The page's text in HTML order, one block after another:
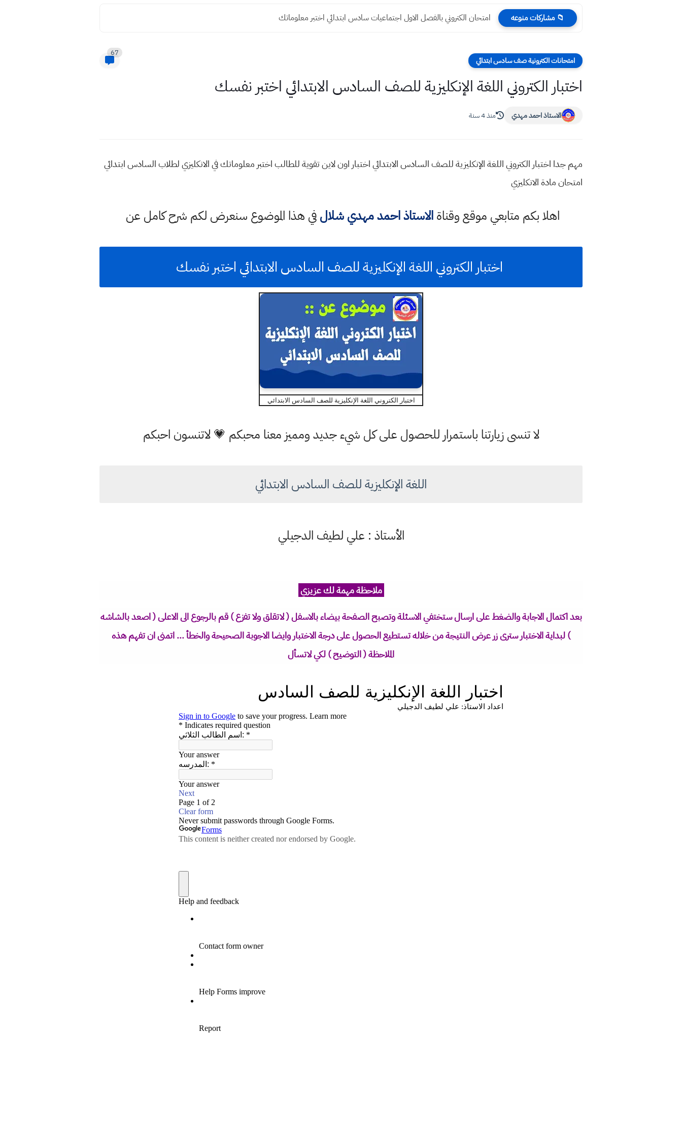
📁 مشاركات منوعه امتحان الكتروني بالفصل الاول اجتماعيات سادس ابتدائي اختبر معلوماتك
امتحانات الكترونية صف سادس ابتدائي
67
اختبار الكتروني اللغة الإنكليزية للصف السادس الابتدائي اختبر نفسك
الاستاذ احمد مهدي منذ 4 سنة
مهم جدا اختبار الكتروني اللغة الإنكليزية للصف السادس الابتدائي اختبار اون لاين تقوية للطالب اختبر معلوماتك في الانكليزي لطلاب السادس ابتدائي
امتحان مادة الانكليزي
اهلا بكم متابعي موقع وقناةالاستاذ احمد مهدي شلالفي هذا الموضوع سنعرض لكم شرح كامل عن
اختبار الكتروني اللغة الإنكليزية للصف السادس الابتدائي اختبر نفسك
اختبار الكتروني اللغة الإنكليزية للصف السادس الابتدائي
لا تنسى زيارتنا باستمرار للحصول على كل شيء جديد ومميز معنا محبكم 💗 لاتنسون احبكم
اللغة الإنكليزية للصف السادس الابتدائي
الأستاذ : علي لطيف الدجيلي
ملاحظة مهمة لك عزيزي
بعد اكتمال الاجابة والضغط على ارسال ستختفي الاسئلة وتصبح الصفحة بيضاء بالاسفل ( لاتقلق ولا تفزع ) قم بالرجوع الى الاعلى ( اصعد بالشاشه
) لبداية الاختبار سترى زر عرض النتيجة من خلاله تستطيع الحصول على درجة الاختبار وايضا الاجوبة الصحيحة والخطأ ... اتمنى ان تفهم هذه
الملاحظة ( التوضيح ) لكي لاتسأل